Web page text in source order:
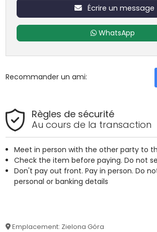
Écrire un message
WhatsApp
Recommander un ami:
Règles de sécurité
Au cours de la transaction
Meet in person with the other party to
Check the item before paying. Do not
Don't pay out front. Pay in person. Do
personal or banking details
Emplacement: Zielona Góra